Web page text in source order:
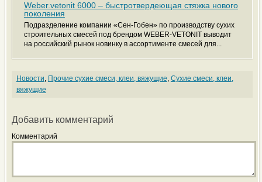
Weber.vetonit 6000 – быстротвердеющая стяжка нового
поколения
Подразделение компании «Сен-Гобен» по производству сухих
строительных смесей под брендом WEBER-VETONIT выводит
на российский рынок новинку в ассортименте смесей для...
Новости, Прочие сухие смеси, клеи, вяжущие, Сухие смеси, клеи,
вяжущие
Добавить комментарий
Комментарий